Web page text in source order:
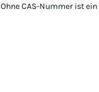
Ohne CAS-Nummer ist